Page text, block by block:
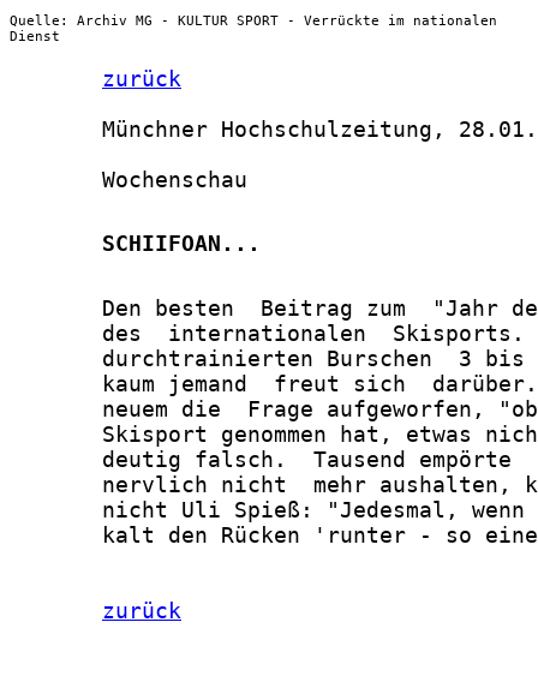
Quelle: Archiv MG - KULTUR SPORT - Verrückte im nationalen
Dienst
zurück
Münchner Hochschulzeitung,
       Wochenschau
       SCHIIFOAN...
Den besten  Beitrag zum  "Jahr
des  internationalen
durchtrainierten Burschen  3
kaum jemand  freut sich
neuem die  Frage aufgeworfen,
Skisport genommen hat, etwas
deutig falsch.  Tausend empörte
nervlich nicht  mehr aushalten,
nicht Uli Spieß: "Jedesmal,
kalt den Rücken 'runter - so
zurück